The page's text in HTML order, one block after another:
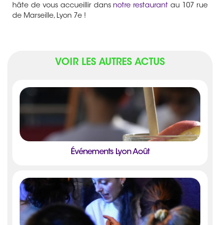
hâte de vous accueillir dans notre restaurant au 107 rue
de Marseille, Lyon 7e !
VOIR LES AUTRES ACTUS
Événements Lyon Août